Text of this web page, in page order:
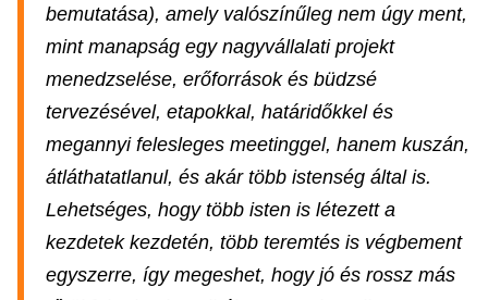
bemutatása), amely valószínűleg nem úgy ment,
mint manapság egy nagyvállalati projekt
menedzselése, erőforrások és büdzsé
tervezésével, etapokkal, határidőkkel és
megannyi felesleges meetinggel, hanem kuszán,
átláthatatlanul, és akár több istenség által is.
Lehetséges, hogy több isten is létezett a
kezdetek kezdetén, több teremtés is végbement
egyszerre, így megeshet, hogy jó és rossz más